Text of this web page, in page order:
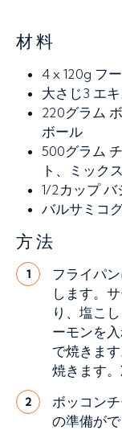
材料
4 x 120g フ
大さじ3 エ
220グラム
ボール
500グラム
ト、ミック
1/2カップバ
バルサミコ
方法
1
フライパ
します。
り、塩こ
ーモンを
で焼きま
焼きます
2
ボッコン
の準備が